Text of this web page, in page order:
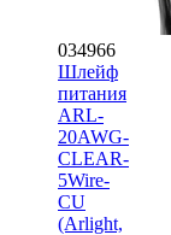
034966
Шлейф
питания
ARL-
20AWG-
CLEAR-
5Wire-
CU
(Arlight,